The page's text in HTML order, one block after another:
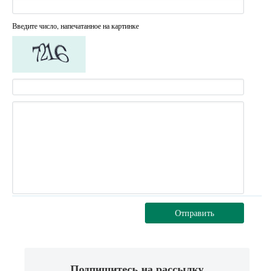
Введите число, напечатанное на картинке
Отправить